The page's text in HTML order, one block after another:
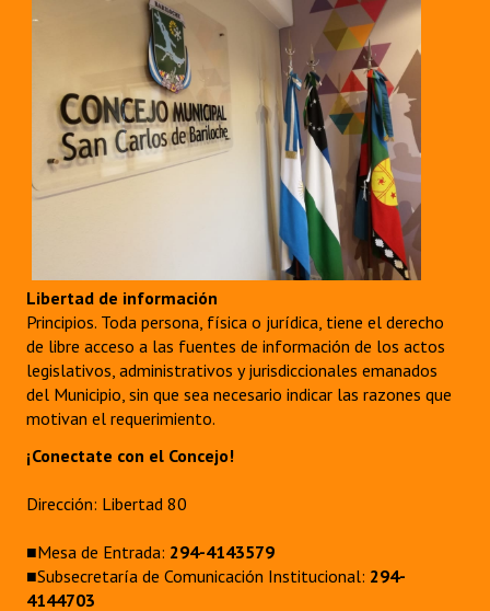
Libertad de información
Principios. Toda persona, física o jurídica, tiene el derecho
de libre acceso a las fuentes de información de los actos
legislativos, administrativos y jurisdiccionales emanados
del Municipio, sin que sea necesario indicar las razones que
motivan el requerimiento.
¡Conectate con el Concejo!
Dirección: Libertad 80
■Mesa de Entrada: 294-4143579
■Subsecretaría de Comunicación Institucional: 294-
4144703